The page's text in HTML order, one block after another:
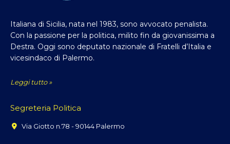
Italiana di Sicilia, nata nel 1983, sono avvocato penalista.
Con la passione per la politica, milito fin da giovanissima a
Destra. Oggi sono deputato nazionale di Fratelli d’Italia e
vicesindaco di Palermo.
Leggi tutto »
Segreteria Politica
Via Giotto n.78 - 90144 Palermo